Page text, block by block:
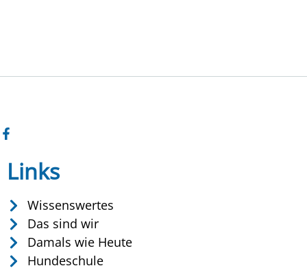
Links
Wissenswertes
Das sind wir
Damals wie Heute
Hundeschule